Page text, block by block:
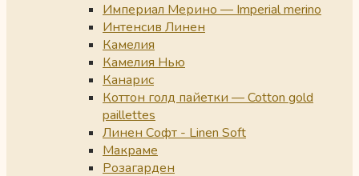
Империал Мерино — Imperial merino
Интенсив Линен
Камелия
Камелия Нью
Канарис
Коттон голд пайетки — Cotton gold
paillettes
Линен Софт - Linen Soft
Макраме
Розагарден